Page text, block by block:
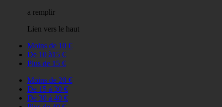
a remplir
Lien vers le haut
Moins de 10 €
De 10 à15 €
Plus de 15 €
Moins de 20 €
De 15 à 30 €
De 30 à 40 €